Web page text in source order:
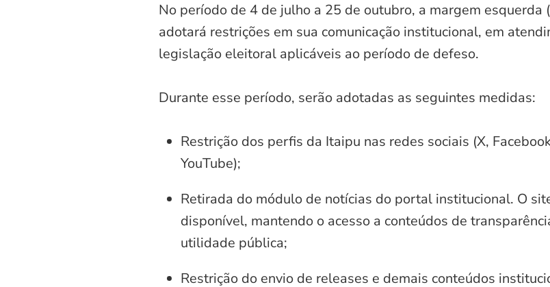
No período de 4 de julho a 25 de outubro, a margem
adotará restrições em sua comunicação institucional, em
legislação eleitoral aplicáveis ao período de defeso.
Durante esse período, serão adotadas as seguintes medidas:
Restrição dos perfis da Itaipu nas redes sociais (X,
YouTube);
Retirada do módulo de notícias do portal institucional. O
disponível, mantendo o acesso a conteúdos de
utilidade pública;
Restrição do envio de releases e demais conteúdos